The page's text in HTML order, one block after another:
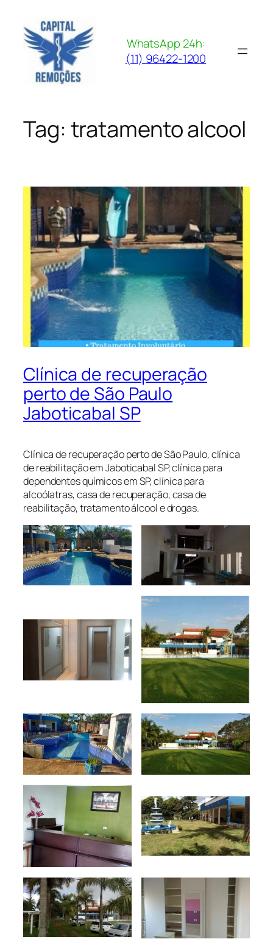
para
conteúdo
WhatsApp 24h:
(11) 96422-1200
Tag: tratamento alcool
Clínica de recuperação
perto de São Paulo
Jaboticabal SP
Clínica de recuperação perto de São Paulo, clínica
de reabilitação em Jaboticabal SP, clínica para
dependentes químicos em SP, clínica para
alcoólatras, casa de recuperação, casa de
reabilitação, tratamento álcool e drogas.